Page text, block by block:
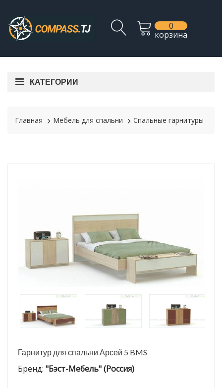
0
корзина
КАТЕГОРИИ
Главная Мебель для спальни Спальные гарнитуры
Гарнитур для спальни Арсей 5 BMS
Бренд: "Бэст-Мебель" (Россия)